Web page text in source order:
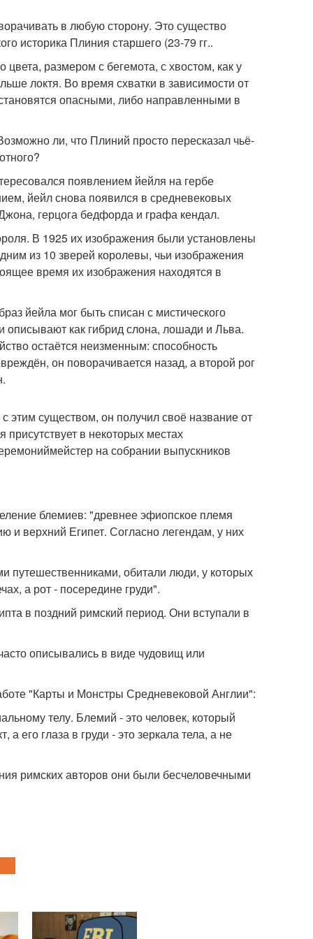
в любую сторону. Это существо
историка Плиния старшего (23-79 гг..
размером с бегемота, с хвостом, как у
локтя. Во время схватки в зависимости от
опасными, либо направленными в
ли, что Плиний просто пересказал чьё-
появлением йейля на гербе
йейл снова появился в средневековых
герцога бедфорда и графа кендал.
В 1925 их изображения были установлены
из 10 зверей королевы, чьи изображения
время их изображения находятся в
йейла мог быть списан с мистического
описывают как гибрид слона, лошади и Льва.
остаётся неизменным: способность
он поворачивается назад, а второй рог
этим существом, он получил своё название от
в некоторых местах
на собрании выпускников
блемиев: "древнее эфиопское племя
и верхний Египет. Согласно легендам, у них
путешественниками, обитали люди, у которых
а рот - посередине груди".
в поздний римский период. Они вступали в
описывались в виде чудовищ или
"Карты и Монстры Средневековой Англии":
телу. Блемий - это человек, который
его глаза в груди - это зеркала тела, а не
римских авторов они были бесчеловечными